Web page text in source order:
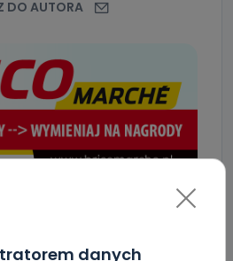
danych
DO AUTORA